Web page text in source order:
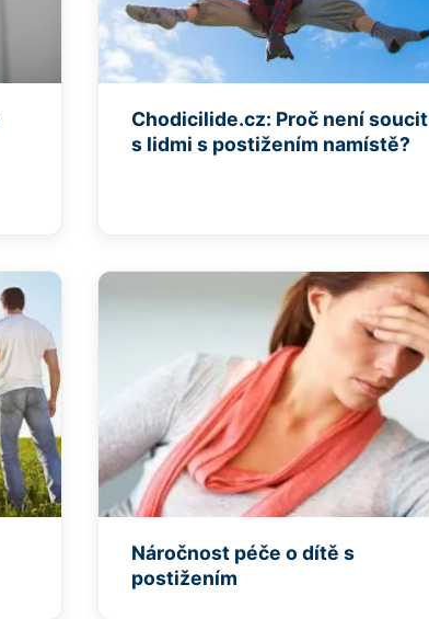
Chodicilide.cz: Proč není soucit
s lidmi s postižením namístě?
Náročnost péče o dítě s
postižením